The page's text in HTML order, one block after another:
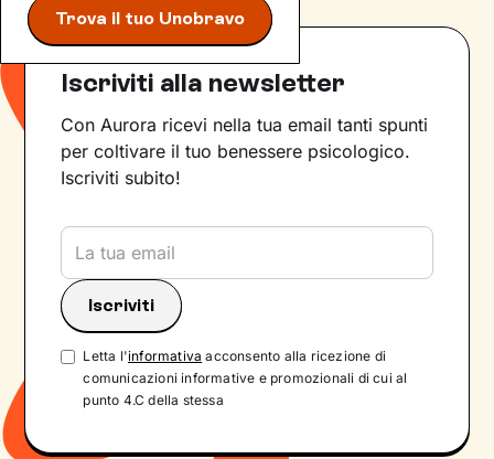
Trova il tuo Unobravo
Iscriviti alla newsletter
Con Aurora ricevi nella tua email tanti spunti
per coltivare il tuo benessere psicologico.
Iscriviti subito!
Letta l'informativa acconsento alla ricezione di
comunicazioni informative e promozionali di cui al
punto 4.C della stessa